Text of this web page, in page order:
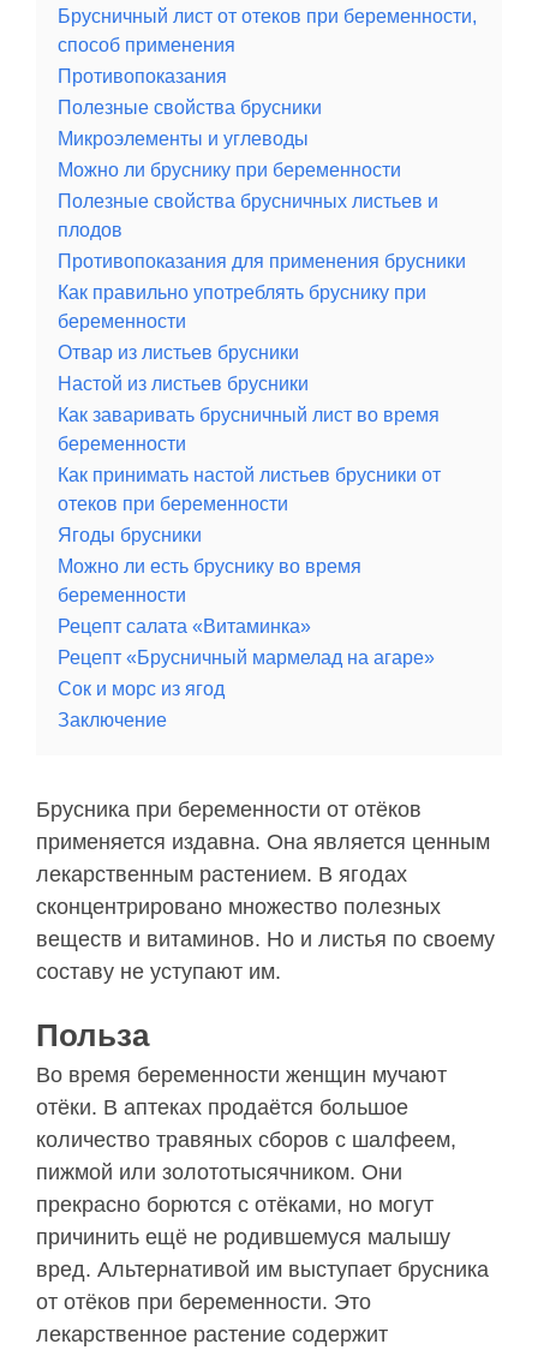
Брусничный лист от отеков при беременности,
способ применения
Противопоказания
Полезные свойства брусники
Микроэлементы и углеводы
Можно ли бруснику при беременности
Полезные свойства брусничных листьев и
плодов
Противопоказания для применения брусники
Как правильно употреблять бруснику при
беременности
Отвар из листьев брусники
Настой из листьев брусники
Как заваривать брусничный лист во время
беременности
Как принимать настой листьев брусники от
отеков при беременности
Ягоды брусники
Можно ли есть бруснику во время
беременности
Рецепт салата «Витаминка»
Рецепт «Брусничный мармелад на агаре»
Сок и морс из ягод
Заключение
Брусника при беременности от отёков
применяется издавна. Она является ценным
лекарственным растением. В ягодах
сконцентрировано множество полезных
веществ и витаминов. Но и листья по своему
составу не уступают им.
Польза
Во время беременности женщин мучают
отёки. В аптеках продаётся большое
количество травяных сборов с шалфеем,
пижмой или золототысячником. Они
прекрасно борются с отёками, но могут
причинить ещё не родившемуся малышу
вред. Альтернативой им выступает брусника
от отёков при беременности. Это
лекарственное растение содержит